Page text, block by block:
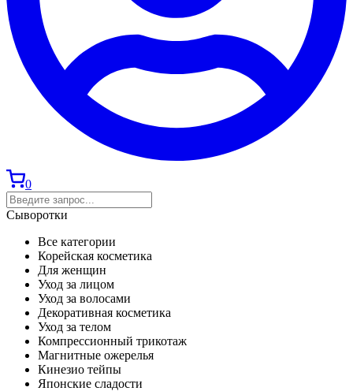
0
Сыворотки
Все категории
Корейская косметика
Для женщин
Уход за лицом
Уход за волосами
Декоративная косметика
Уход за телом
Компрессионный трикотаж
Магнитные ожерелья
Кинезио тейпы
Японские сладости